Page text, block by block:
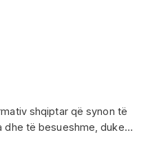
shqiptar që synon të
dhe të besueshme, duke
i punës sonë janë
sociale, denoncimet